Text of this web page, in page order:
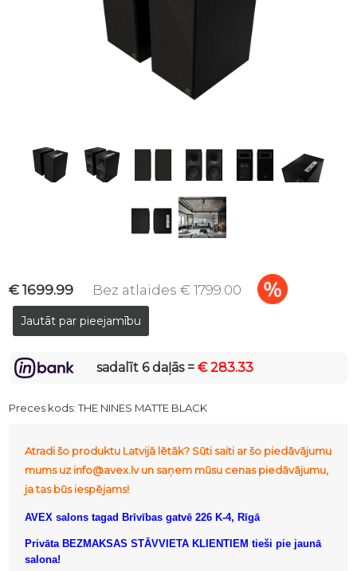
€ 1699.99 Bez atlaides € 1799.00
sadalīt 6 daļās =€ 283.33
Preces kods:THE NINES MATTE BLACK
Atradi šo produktu Latvijā lētāk? Sūti saiti ar šo piedāvājumu
mums uz info@avex.lv un saņem mūsu cenas piedāvājumu,
ja tas būs iespējams!
AVEX salons tagad Brīvības gatvē 226 K-4, Rīgā
Privāta BEZMAKSAS STĀVVIETA KLIENTIEM tieši pie jaunā
salona!